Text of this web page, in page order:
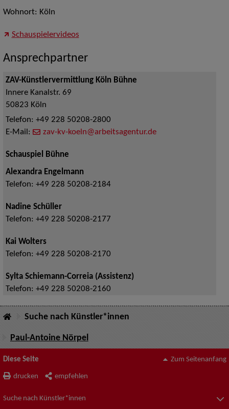
Wohnort: Köln
Schauspielervideos
Ansprechpartner
ZAV-Künstlervermittlung Köln Bühne
Innere Kanalstr. 69
50823 Köln
Telefon: +49 228 50208-2800
E-Mail:
zav-kv-koeln@arbeitsagentur.de
Schauspiel Bühne
Alexandra Engelmann
Telefon: +49 228 50208-2184
Nadine Schüller
Telefon: +49 228 50208-2177
Kai Wolters
Telefon: +49 228 50208-2170
Sylta Schiemann-Correia (Assistenz)
Telefon: +49 228 50208-2160
Suche nach Künstler*innen
Paul-Antoine Nörpel
Diese Seite
drucken empfehlen
Zum Seitenanfang
Suche nach Künstler*innen